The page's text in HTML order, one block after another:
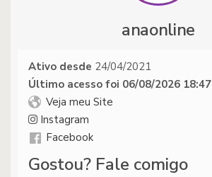
anaonline
Ativo desde 24/04/2021
Último acesso foi 06/08/2026 18:47
Veja meu Site
Instagram
Facebook
Gostou? Fale comigo